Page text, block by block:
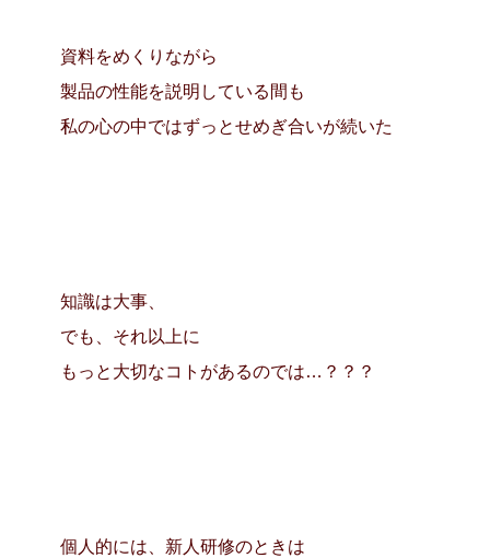
資料をめくりながら
製品の性能を説明している間も
私の心の中ではずっとせめぎ合いが続いた
知識は大事、
でも、それ以上に
もっと大切なコトがあるのでは…？？？
個人的には、新人研修のときは